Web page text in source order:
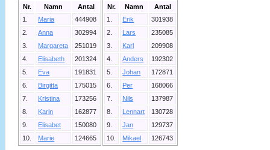
Nr.
Namn
Antal
1.
Maria
444908
2.
Anna
302994
3.
Margareta
251019
4.
Elisabeth
201324
5.
Eva
191831
6.
Birgitta
175015
7.
Kristina
173256
8.
Karin
162877
9.
Elisabet
150080
10.
Marie 124665
Nr.
Namn
Antal
1.
Erik
301938
2.
Lars
235085
3.
Karl
209908
4.
Anders
192302
5.
Johan
172871
6.
Per
168066
7.
Nils
137987
8.
Lennart
130728
9.
Jan
129737
10.
Mikael 126743